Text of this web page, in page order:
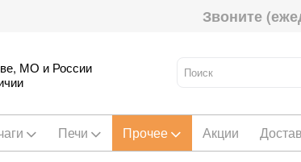
Звоните
МО и России
Печи Прочее Акции